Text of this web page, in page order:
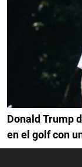
Donald Trump
en el golf con